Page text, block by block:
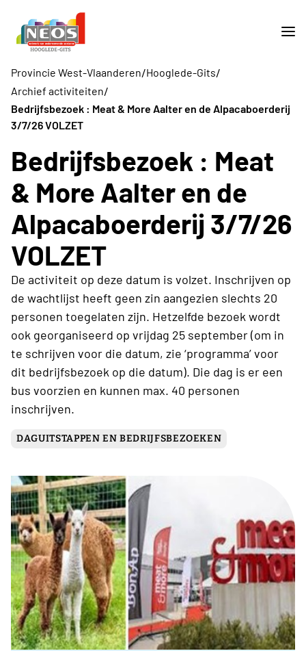
Provincie West-Vlaanderen/Hooglede-Gits/
Archief activiteiten/
Bedrijfsbezoek : Meat & More Aalter en de Alpacaboerderij
3/7/26 VOLZET
Bedrijfsbezoek : Meat
& More Aalter en de
Alpacaboerderij 3/7/26
VOLZET
De activiteit op deze datum is volzet. Inschrijven op
de wachtlijst heeft geen zin aangezien slechts 20
personen toegelaten zijn. Hetzelfde bezoek wordt
ook georganiseerd op vrijdag 25 september (om in
te schrijven voor die datum, zie ‘programma’ voor
dit bedrijfsbezoek op die datum). Die dag is er een
bus voorzien en kunnen max. 40 personen
inschrijven.
DAGUITSTAPPEN EN BEDRIJFSBEZOEKEN